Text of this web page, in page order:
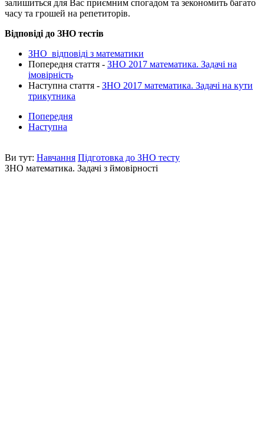
залишиться для Вас приємним спогадом та зекономить багато
часу та грошей на репетиторів.
Відповіді до ЗНО тестів
ЗНО відповіді з математики
Попередня стаття - ЗНО 2017 математика. Задачі на
імовірність
Наступна стаття - ЗНО 2017 математика. Задачі на кути
трикутника
Попередня
Наступна
Ви тут: Навчання Підготовка до ЗНО тесту
ЗНО математика. Задачі з ймовірності